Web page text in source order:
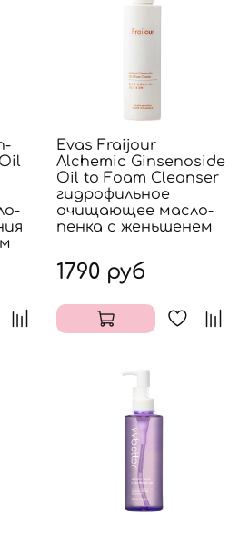
Evas Fraijour
Alchemic Ginsenoside
Oil to Foam Cleanser
гидрофильное
очищающее масло-
пенка с женьшенем
1790 руб